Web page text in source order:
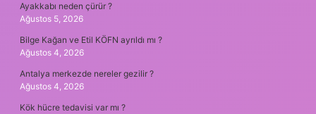
Ayakkabı neden çürür ?
Ağustos 5, 2026
Bilge Kağan ve Etil KÖFN ayrıldı mı ?
Ağustos 4, 2026
Antalya merkezde nereler gezilir ?
Ağustos 4, 2026
Kök hücre tedavisi var mı ?